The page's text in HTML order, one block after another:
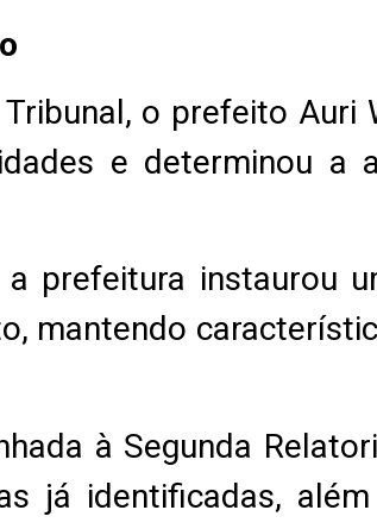
o prefeito Auri
e determinou a
prefeitura instaurou
mantendo
à Segunda
já identificadas,